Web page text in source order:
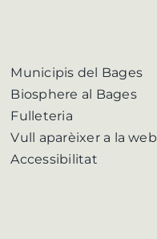
Municipis del Bages
Biosphere al Bages
Fulleteria
Vull aparèixer a la web
Accessibilitat